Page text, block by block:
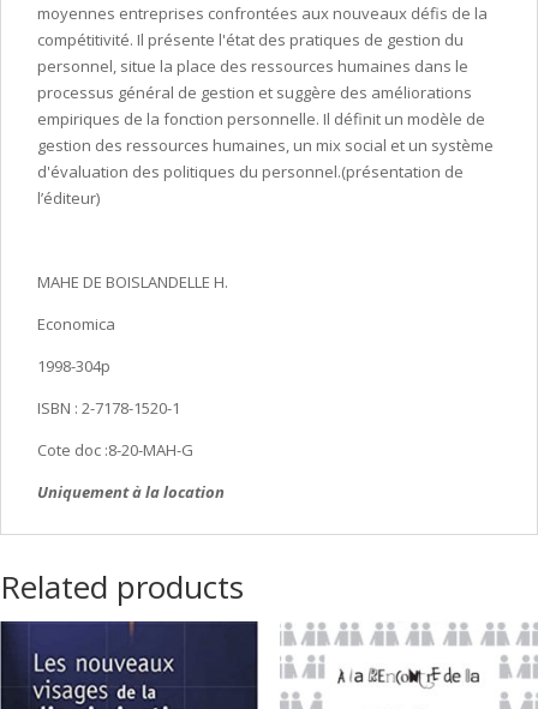
moyennes entreprises confrontées aux nouveaux défis de la
compétitivité. Il présente l'état des pratiques de gestion du
personnel, situe la place des ressources humaines dans le
processus général de gestion et suggère des améliorations
empiriques de la fonction personnelle. Il définit un modèle de
gestion des ressources humaines, un mix social et un système
d'évaluation des politiques du personnel.(présentation de
l’éditeur)
MAHE DE BOISLANDELLE H.
Economica
1998-304p
ISBN : 2-7178-1520-1
Cote doc :8-20-MAH-G
Uniquement à la location
Related products